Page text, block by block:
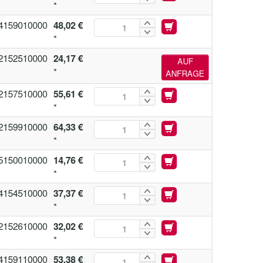
*
48,02 €
*
24,17 €
*
AUF
ANFRAGE
55,61 €
*
64,33 €
*
14,76 €
*
37,37 €
*
32,02 €
*
53,38 €